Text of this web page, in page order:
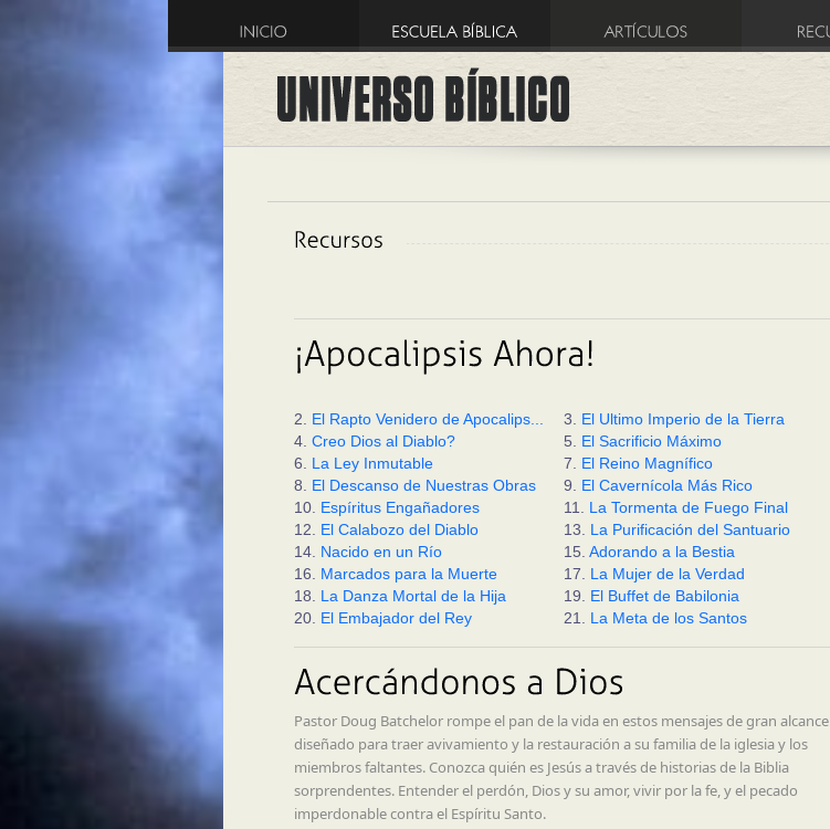
2. El Rapto Venidero de Apocalips... 3. El Ultimo Imperio de la Tierra
4. Creo Dios al Diablo? 5. El Sacrificio Máximo
6. La Ley Inmutable 7. El Reino Magnífico
8. El Descanso de Nuestras Obras 9. El Cavernícola Más Rico
10. Espíritus Engañadores 11. La Tormenta de Fuego Final
12. El Calabozo del Diablo 13. La Purificación del Santuario
14. Nacido en un Río 15. Adorando a la Bestia
16. Marcados para la Muerte 17. La Mujer de la Verdad
18. La Danza Mortal de la Hija 19. El Buffet de Babilonia
20. El Embajador del Rey 21. La Meta de los Santos
Pastor Doug Batchelor rompe el pan de la vida en estos mensajes de gran alcance
diseñado para traer avivamiento y la restauración a su familia de la iglesia y los
miembros faltantes. Conozca quién es Jesús a través de historias de la Biblia
sorprendentes. Entender el perdón, Dios y su amor, vivir por la fe, y el pecado
imperdonable contra el Espíritu Santo.